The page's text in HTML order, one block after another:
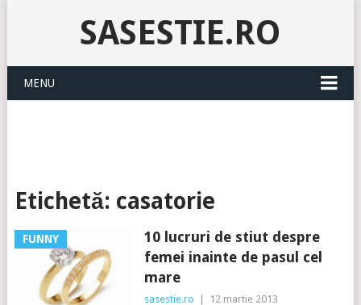
SASESTIE.RO
MENU
Etichetă: casatorie
FUNNY
10 lucruri de stiut despre
femei inainte de pasul cel
mare
sasestie.ro 12 martie 2013